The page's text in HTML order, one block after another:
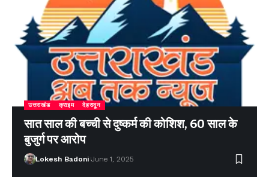
उत्तराखंड क्राइम देहरादून
सात साल की बच्ची से दुष्कर्म की कोशिश, 60 साल के
बुजुर्ग पर आरोप
Lokesh Badoni June 1, 2025